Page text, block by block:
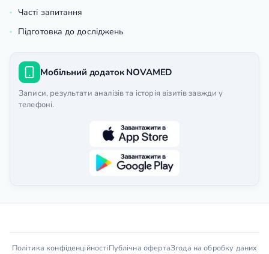
Часті запитання
Підготовка до досліджень
Мобільний додаток NOVAMED
Записи, результати аналізів та історія візитів завжди у
телефоні.
Політика конфіденційностіПублічна офертаЗгода на обробку даних